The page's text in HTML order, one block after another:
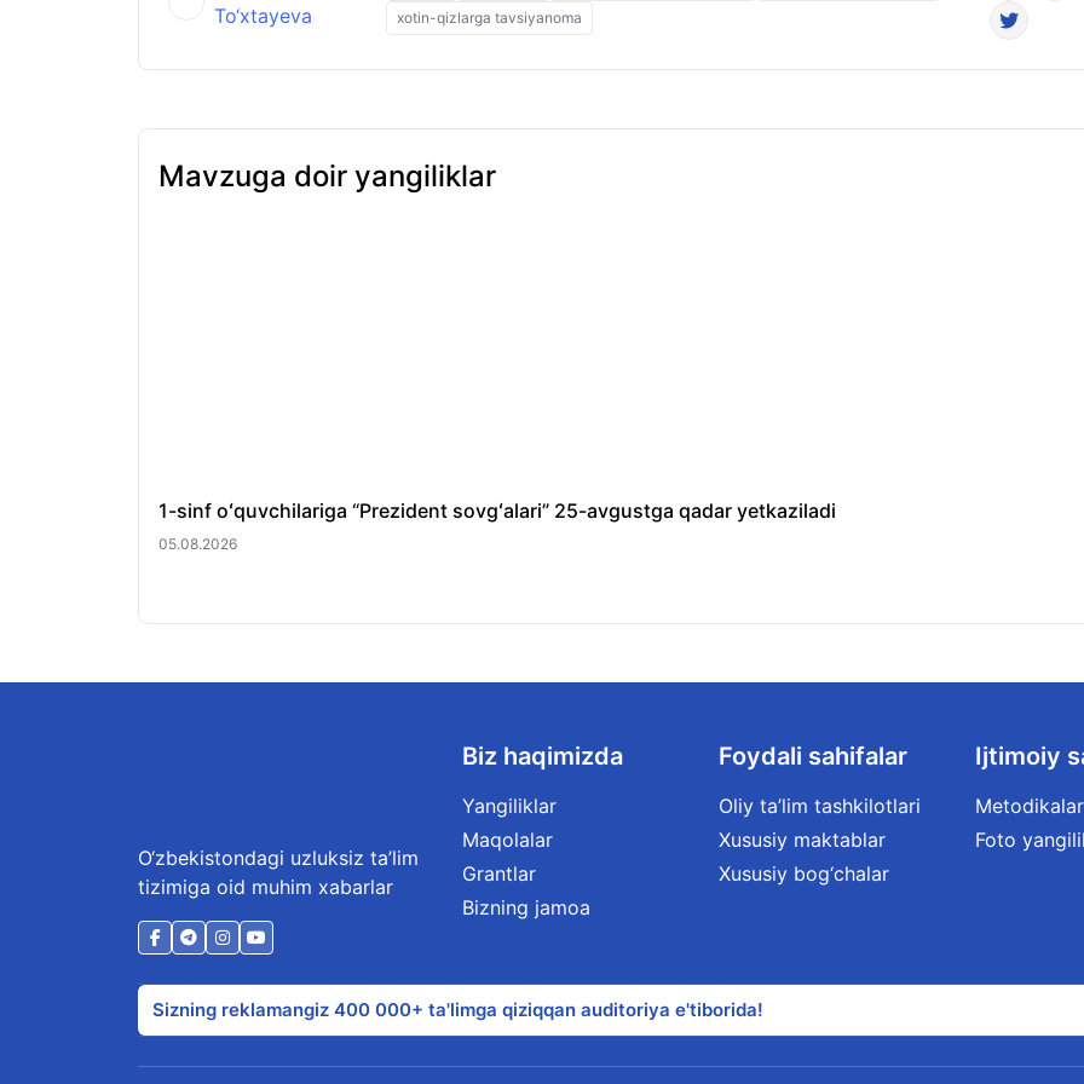
To‘xtayeva
xotin-qizlarga tavsiyanoma
Mavzuga doir yangiliklar
1-sinf oʻquvchilariga “Prezident sovgʻalari” 25-avgustga qadar yetkaziladi
05.08.2026
O‘zbekistondagi uzluksiz ta’lim
tizimiga oid muhim xabarlar
Biz haqimizda
Yangiliklar
Maqolalar
Grantlar
Bizning jamoa
Foydali sahifalar
Oliy ta’lim tashkilotlari
Xususiy maktablar
Xususiy bog‘chalar
Ijtimoiy
Metodikalar
Foto
Sizning reklamangiz 400 000+ ta'limga qiziqqan auditoriya e'tiborida!